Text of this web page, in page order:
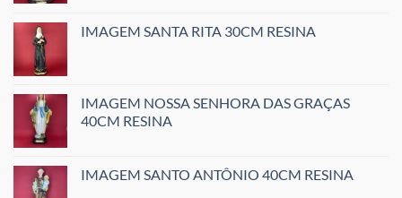
IMAGEM SANTA RITA 30CM RESINA
IMAGEM NOSSA SENHORA DAS GRAÇAS
40CM RESINA
IMAGEM SANTO ANTÔNIO 40CM RESINA